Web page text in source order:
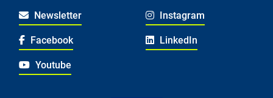
Newsletter Instagram
Facebook LinkedIn
Youtube